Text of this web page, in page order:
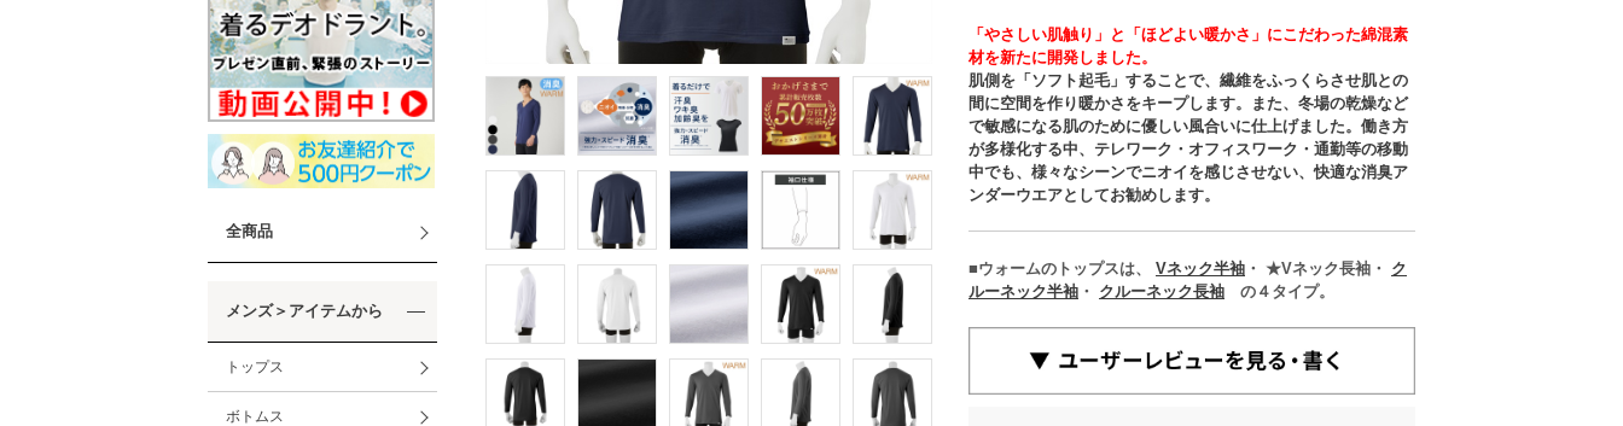
全商品
メンズ＞アイテムから
トップス
ボトムス
「やさしい肌触り」と「ほどよい暖かさ」にこだわった綿混素
材を新たに開発しました。
肌側を「ソフト起毛」することで、繊維をふっくらさせ肌との
間に空間を作り暖かさをキープします。また、冬場の乾燥など
で敏感になる肌のために優しい風合いに仕上げました。働き方
が多様化する中、テレワーク・オフィスワーク・通勤等の移動
中でも、様々なシーンでニオイを感じさせない、快適な消臭ア
ンダーウエアとしてお勧めします。
■ウォームのトップスは、 Vネック半袖 ・ ★Vネック長袖・ ク
ルーネック半袖 ・ クルーネック長袖 の４タイプ。